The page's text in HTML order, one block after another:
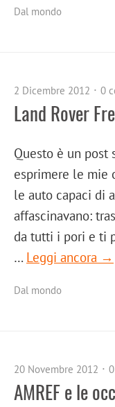
Dal mondo
2 Dicembre 2012 0
Land Rover
Questo è un post
esprimere le mie
le auto capaci di
affascinavano:
da tutti i pori e ti
… Leggi ancora →
Dal mondo
20 Novembre 2012
AMREF e le